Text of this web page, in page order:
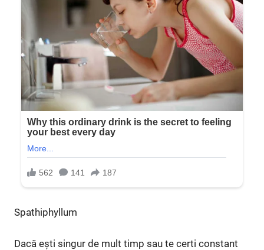
Spathiphyllum
Dacă ești singur de mult timp sau te certi constant